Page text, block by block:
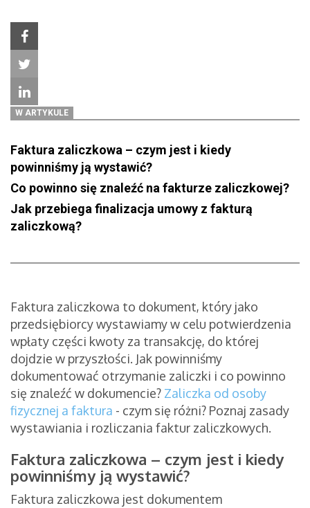
W ARTYKULE
Faktura zaliczkowa – czym jest i kiedy
powinniśmy ją wystawić?
Co powinno się znaleźć na fakturze zaliczkowej?
Jak przebiega finalizacja umowy z fakturą
zaliczkową?
Faktura zaliczkowa to dokument, który jako
przedsiębiorcy wystawiamy w celu potwierdzenia
wpłaty części kwoty za transakcję, do której
dojdzie w przyszłości. Jak powinniśmy
dokumentować otrzymanie zaliczki i co powinno
się znaleźć w dokumencie? Zaliczka od osoby
fizycznej a faktura - czym się różni? Poznaj zasady
wystawiania i rozliczania faktur zaliczkowych.
Faktura zaliczkowa – czym jest i kiedy
powinniśmy ją wystawić?
Faktura zaliczkowa jest dokumentem